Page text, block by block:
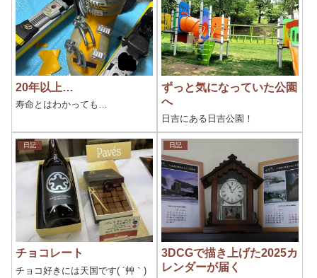
20年以上…
寿命とはわかっても…
ずっと気になっていた公園
へ
日吉にある日吉公園！
日記
チョコレート
チョコ好きには天国です( ´艸｀)
日記
3DCGで描き上げた2025カ
レンダーが届く